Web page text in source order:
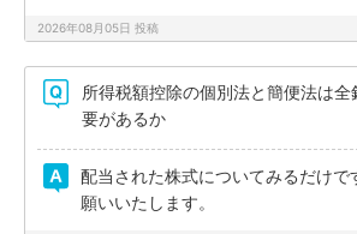
2026年08月05日 投稿
所得税額控除の個別法と簡便法は
要があるか
配当された株式についてみるだけで
願いいたします。